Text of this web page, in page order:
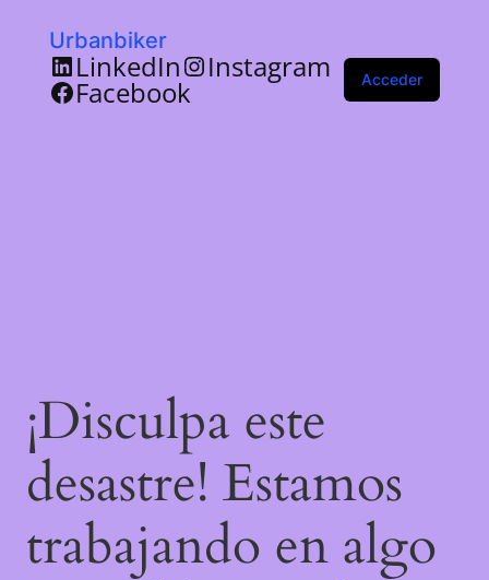
Urbanbiker
LinkedIn Instagram
Facebook Acceder
¡Disculpa este
desastre! Estamos
trabajando en algo